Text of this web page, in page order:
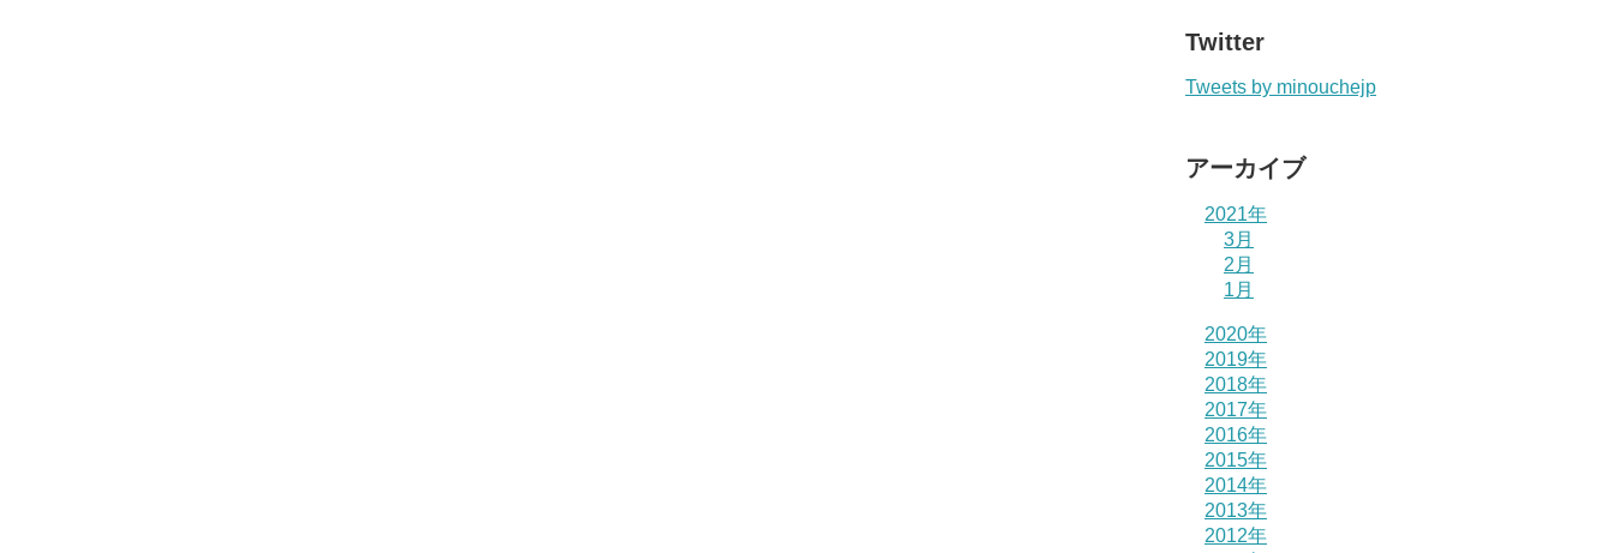
Twitter
Tweets by minouchejp
アーカイブ
2021年
3月
2月
1月
2020年
2019年
2018年
2017年
2016年
2015年
2014年
2013年
2012年